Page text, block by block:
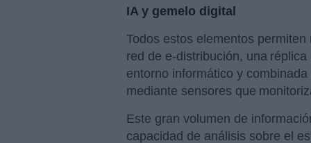
IA y gemelo digital
Todos estos elementos
red de e-distribución, una
entorno informático y
mediante sensores que
Este gran volumen de
capacidad de análisis sobre el